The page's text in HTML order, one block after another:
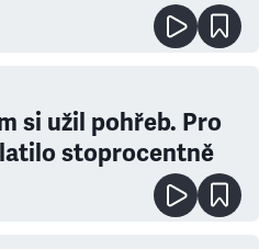
si užil pohřeb. Pro
stoprocentně